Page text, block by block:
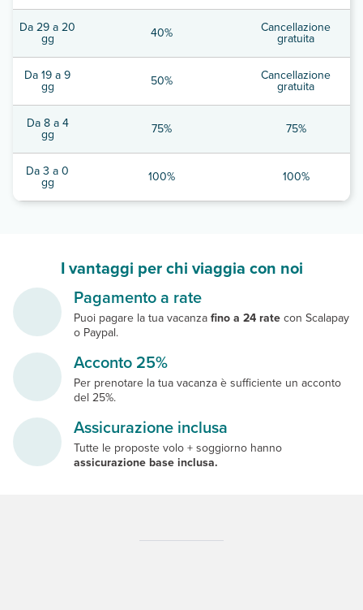
Da 29 a 20
gg 40% Cancellazione
gratuita
Da 19 a 9
gg 50% Cancellazione
gratuita
Da 8 a 4
gg 75% 75%
Da 3 a 0
gg 100% 100%
I vantaggi per chi viaggia con noi
Pagamento a rate
Puoi pagare la tua vacanzafino a 24 ratecon Scalapay
o Paypal.
Acconto 25%
Per prenotare la tua vacanza è sufficiente un acconto
del 25%.
Assicurazione inclusa
Tutte le proposte volo + soggiorno hanno
assicurazione base inclusa.